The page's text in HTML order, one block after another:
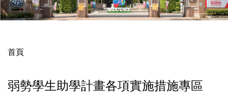
首頁
弱勢學生助學計畫各項實施措施專區